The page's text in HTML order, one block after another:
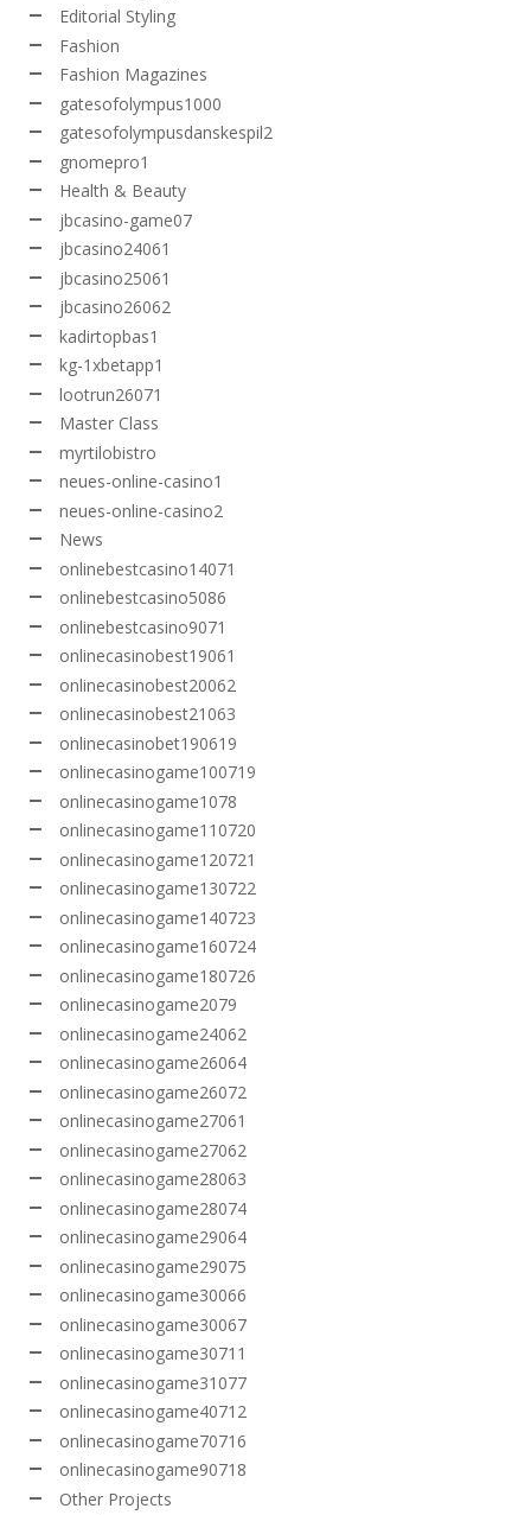
Editorial Styling
Fashion
Fashion Magazines
gatesofolympus1000
gatesofolympusdanskespil2
gnomepro1
Health & Beauty
jbcasino-game07
jbcasino24061
jbcasino25061
jbcasino26062
kadirtopbas1
kg-1xbetapp1
lootrun26071
Master Class
myrtilobistro
neues-online-casino1
neues-online-casino2
News
onlinebestcasino14071
onlinebestcasino5086
onlinebestcasino9071
onlinecasinobest19061
onlinecasinobest20062
onlinecasinobest21063
onlinecasinobet190619
onlinecasinogame100719
onlinecasinogame1078
onlinecasinogame110720
onlinecasinogame120721
onlinecasinogame130722
onlinecasinogame140723
onlinecasinogame160724
onlinecasinogame180726
onlinecasinogame2079
onlinecasinogame24062
onlinecasinogame26064
onlinecasinogame26072
onlinecasinogame27061
onlinecasinogame27062
onlinecasinogame28063
onlinecasinogame28074
onlinecasinogame29064
onlinecasinogame29075
onlinecasinogame30066
onlinecasinogame30067
onlinecasinogame30711
onlinecasinogame31077
onlinecasinogame40712
onlinecasinogame70716
onlinecasinogame90718
Other Projects